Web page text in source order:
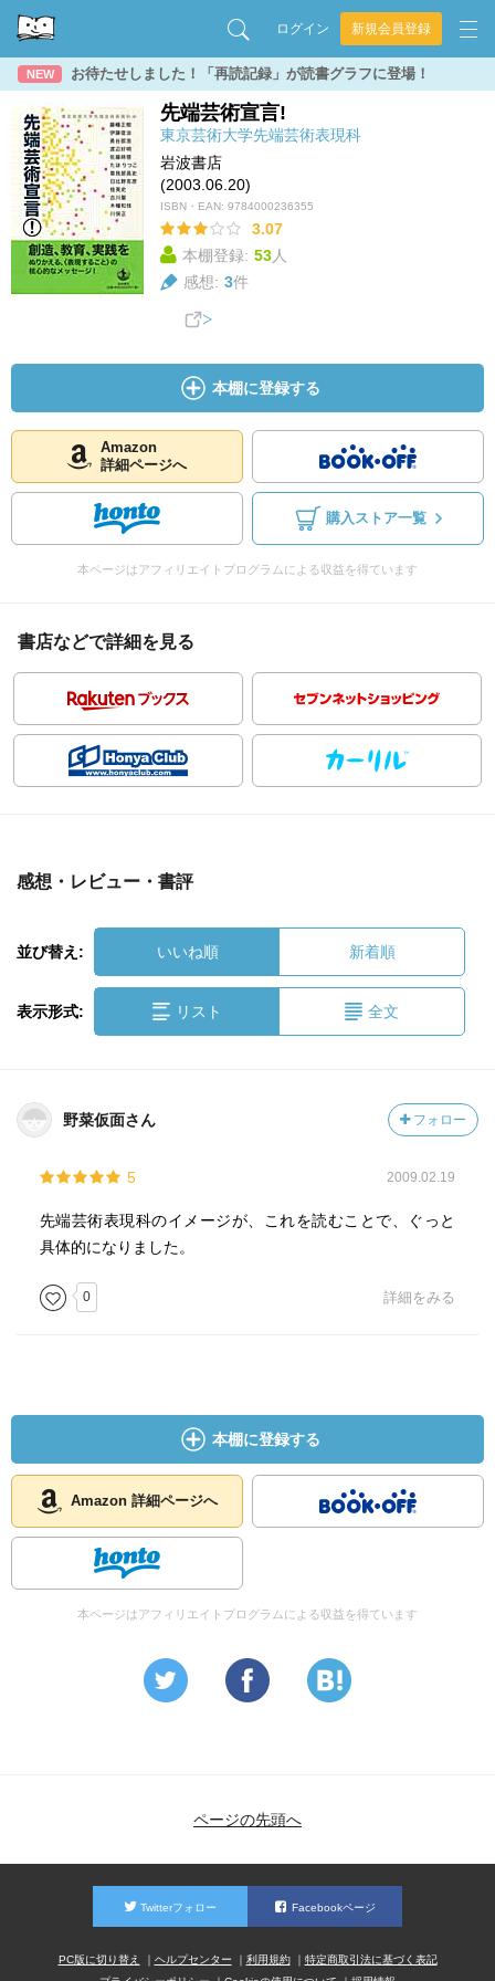
ログイン 新規会員登録
NEW お待たせしました！「再読記録」が読書グラフに登場！
先端芸術宣言!
東京芸術大学先端芸術表現科
岩波書店
(2003.06.20)
ISBN・EAN: 9784000236355
3.07
本棚登録: 53人
感想: 3件
本棚に登録する
Amazon
詳細ページへ
購入ストア一覧
本ページはアフィリエイトプログラムによる収益を得ています
書店などで詳細を見る
感想・レビュー・書評
並び替え: いいね順 新着順
表示形式: リスト 全文
野菜仮面さん フォロー
5 2009.02.19
先端芸術表現科のイメージが、これを読むことで、ぐっと
具体的になりました。
0 詳細をみる
本棚に登録する
Amazon 詳細ページへ
本ページはアフィリエイトプログラムによる収益を得ています
ページの先頭へ
Twitterフォロー Facebookページ
PC版に切り替え ヘルプセンター 利用規約
特定商取引法に基づく表記